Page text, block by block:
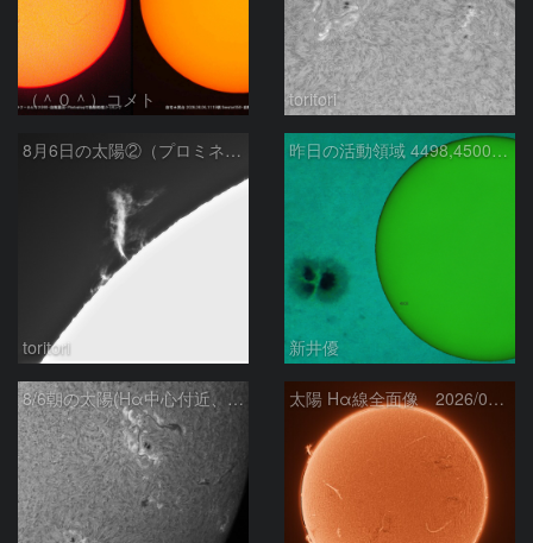
（＾０＾）コメト toritori
8月6日の太陽②（プロミネン北東縁 ）
toritori
昨日の活動領域 4498,4500：2026/08/05
新井優
8/6朝の太陽(Hα中心付近、4498、4502付近) 太陽 Hα線全面像 2026/08/06